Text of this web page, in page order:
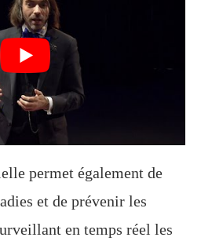
permet également de
et de prévenir les
en temps réel les